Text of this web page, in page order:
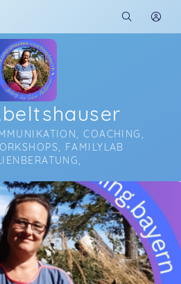
COACHING,
FAMILYLAB
about me here...